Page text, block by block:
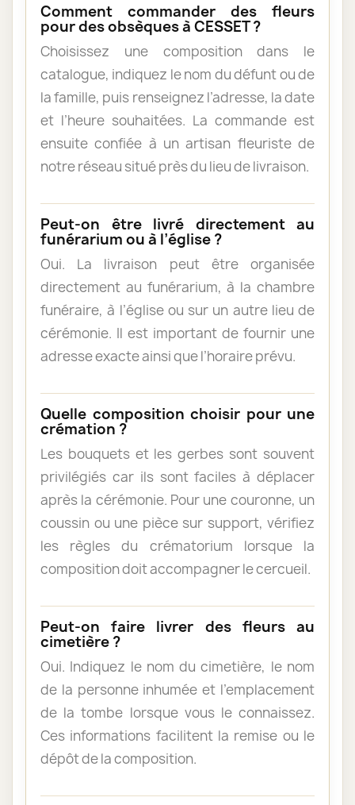
Comment commander des fleurs
pour des obsèques à CESSET ?
Choisissez une composition dans le
catalogue, indiquez le nom du défunt ou de
la famille, puis renseignez l’adresse, la date
et l’heure souhaitées. La commande est
ensuite confiée à un artisan fleuriste de
notre réseau situé près du lieu de livraison.
Peut-on être livré directement au
funérarium ou à l’église ?
Oui. La livraison peut être organisée
directement au funérarium, à la chambre
funéraire, à l’église ou sur un autre lieu de
cérémonie. Il est important de fournir une
adresse exacte ainsi que l’horaire prévu.
Quelle composition choisir pour une
crémation ?
Les bouquets et les gerbes sont souvent
privilégiés car ils sont faciles à déplacer
après la cérémonie. Pour une couronne, un
coussin ou une pièce sur support, vérifiez
les règles du crématorium lorsque la
composition doit accompagner le cercueil.
Peut-on faire livrer des fleurs au
cimetière ?
Oui. Indiquez le nom du cimetière, le nom
de la personne inhumée et l’emplacement
de la tombe lorsque vous le connaissez.
Ces informations facilitent la remise ou le
dépôt de la composition.